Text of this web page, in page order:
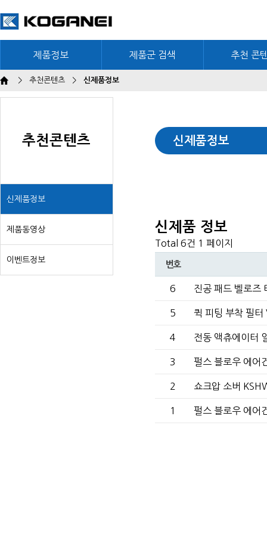
제품정보 제품군 검색 추천 콘
> 추천콘텐츠 > 신제품정보
추천콘텐츠
신제품정보
제품동영상
이벤트정보
신제품정보
신제품 정보
Total 6건 1 페이지
번호
6 진공 패드 벨로즈
5 퀵 피팅 부착 필
4 전동 액츄에이터
3 펄스 블로우 에어
2 쇼크압 소버
1 펄스 블로우 에어